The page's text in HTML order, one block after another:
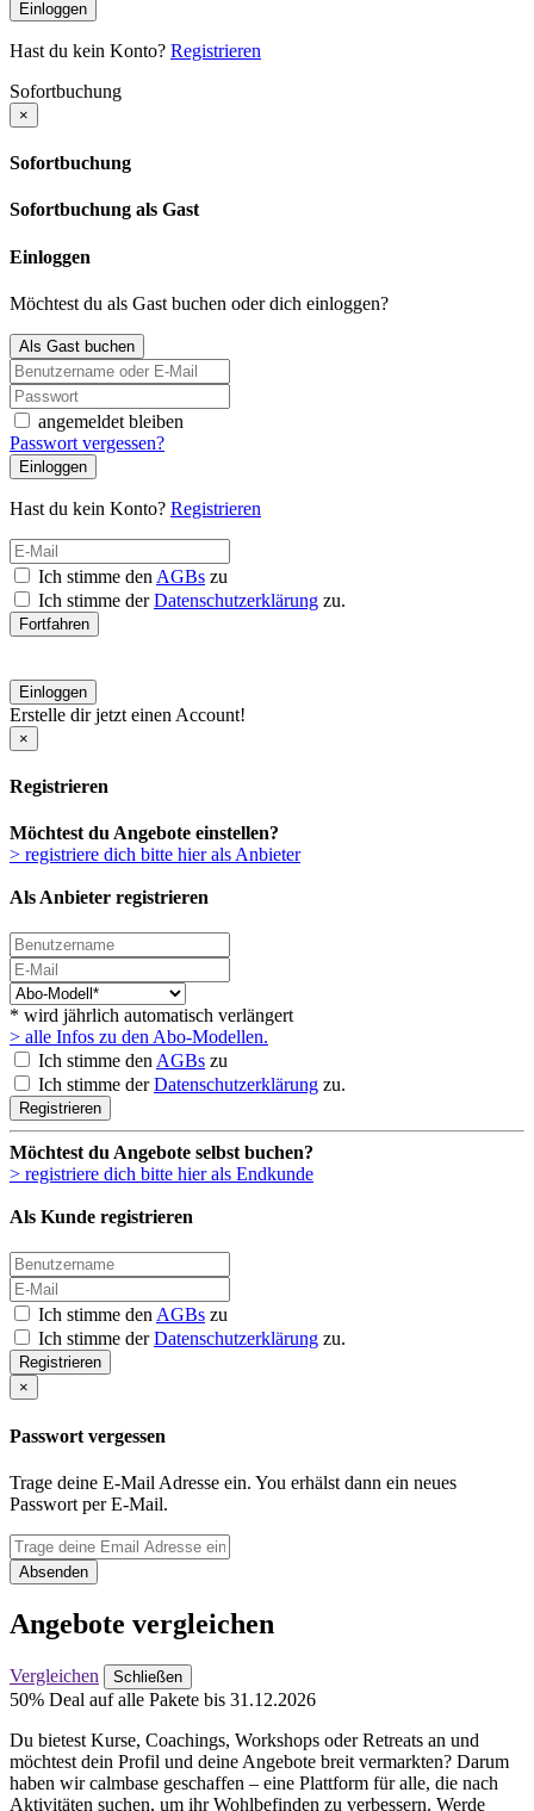
Einloggen
Hast du kein Konto? Registrieren
Sofortbuchung
×
Sofortbuchung
Sofortbuchung als Gast
Einloggen
Möchtest du als Gast buchen oder dich einloggen?
Als Gast buchen
angemeldet bleiben
Passwort vergessen?
Einloggen
Hast du kein Konto? Registrieren
Ich stimme den AGBs zu
Ich stimme derDatenschutzerklärung zu.
Fortfahren
Einloggen
Erstelle dir jetzt einen Account!
×
Registrieren
Möchtest du Angebote einstellen?
> registriere dich bitte hier als Anbieter
Als Anbieter registrieren
* wird jährlich automatisch verlängert
> alle Infos zu den Abo-Modellen.
Ich stimme den AGBs zu
Ich stimme derDatenschutzerklärung zu.
Registrieren
Möchtest du Angebote selbst buchen?
> registriere dich bitte hier als Endkunde
Als Kunde registrieren
Ich stimme den AGBs zu
Ich stimme derDatenschutzerklärung zu.
Registrieren
×
Passwort vergessen
Trage deine E-Mail Adresse ein. You erhälst dann ein neues
Passwort per E-Mail.
Absenden
Angebote vergleichen
Vergleichen Schließen
50% Deal auf alle Pakete bis 31.12.2026
Du bietest Kurse, Coachings, Workshops oder Retreats an und
möchtest dein Profil und deine Angebote breit vermarkten? Darum
haben wir calmbase geschaffen – eine Plattform für alle, die nach
Aktivitäten suchen, um ihr Wohlbefinden zu verbessern. Werde